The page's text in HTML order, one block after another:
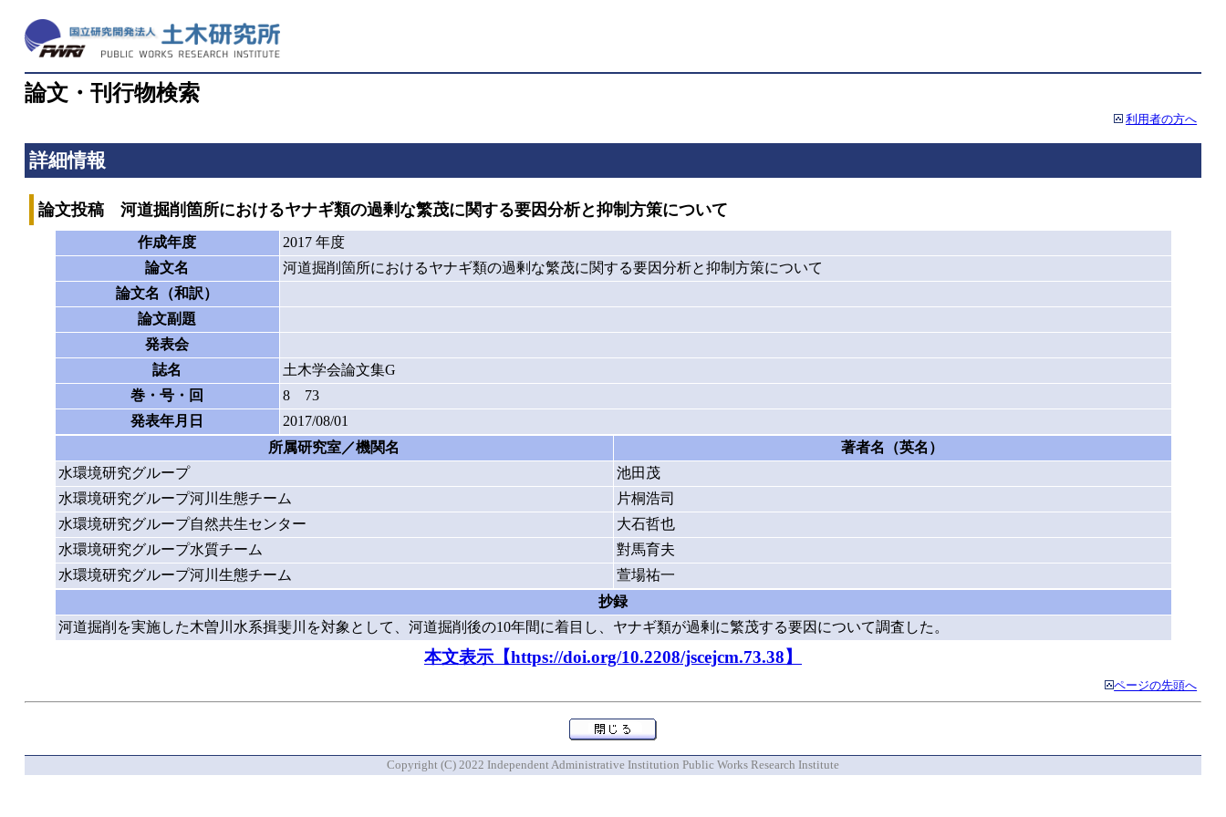
論文・刊行物検索
利用者の方へ
詳細情報
論文投稿 河道掘削箇所におけるヤナギ類の過剰な繁茂に関する要因分析と抑制方策について
作成年度
2017 年度
論文名
河道掘削箇所におけるヤナギ類の過剰な繁茂に関する要因分析と抑制方策について
論文名（和訳）
論文副題
発表会
誌名
土木学会論文集G
巻・号・回
8 73
発表年月日
2017/08/01
所属研究室／機関名
著者名（英名）
水環境研究グループ
池田茂
水環境研究グループ河川生態チーム
片桐浩司
水環境研究グループ自然共生センター
大石哲也
水環境研究グループ水質チーム
對馬育夫
水環境研究グループ河川生態チーム
萱場祐一
抄録
河道掘削を実施した木曽川水系揖斐川を対象として、河道掘削後の10年間に着目し、ヤナギ類が過剰に繁茂する要因について調査した。
本文表示【https://doi.org/10.2208/jscejcm.73.38】
ページの先頭へ
Copyright (C) 2022 Independent Administrative Institution Public Works Research Institute